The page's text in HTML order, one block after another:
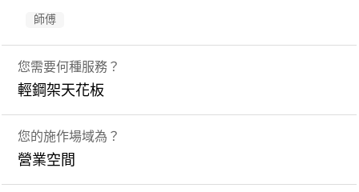
師傅
您需要何種服務？
輕鋼架天花板
您的施作場域為？
營業空間